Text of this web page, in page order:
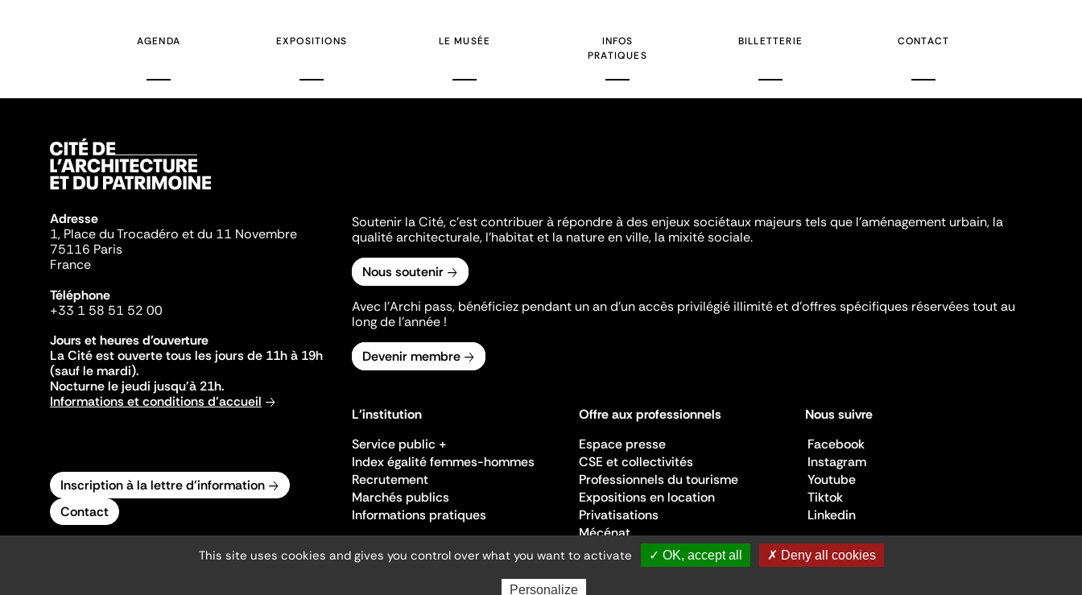
AGENDA EXPOSITIONS LE MUSÉE
INFOS
PRATIQUES
BILLETTERIE CONTACT
Adresse
1, Place du Trocadéro et du 11 Novembre
75116 Paris
France
Téléphone
+33 1 58 51 52 00
Jours et heures d'ouverture
La Cité est ouverte tous les jours de 11h à 19h
(sauf le mardi).
Nocturne le jeudi jusqu'à 21h.
Informations et conditions d'accueil
Inscription à la lettre d'information
Contact
Soutenir la Cité, c'est contribuer à répondre à des enjeux sociétaux majeurs tels que l'aménagement urbain, la
qualité architecturale, l'habitat et la nature en ville, la mixité sociale.
Nous soutenir
Avec l’Archi pass, bénéficiez pendant un an d’un accès privilégié illimité et d’offres spécifiques réservées tout au
long de l’année !
Devenir membre
L'institution
Service public +
Index égalité femmes-hommes
Recrutement
Marchés publics
Informations pratiques
Offre aux professionnels
Espace presse
CSE et collectivités
Professionnels du tourisme
Expositions en location
Privatisations
Mécénat
Nous suivre
Facebook
Instagram
Youtube
Tiktok
Linkedin
This site uses cookies and gives you control over what you want to activate ✓ OK, accept all ✗ Deny all cookies
Personalize